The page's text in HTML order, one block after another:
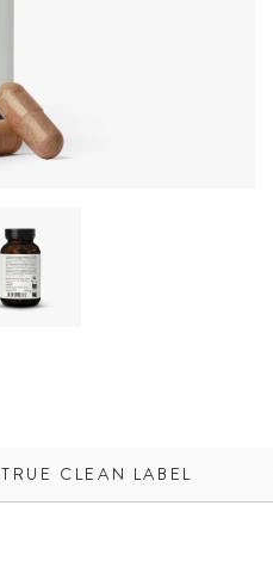
TRUE CLEAN LABEL